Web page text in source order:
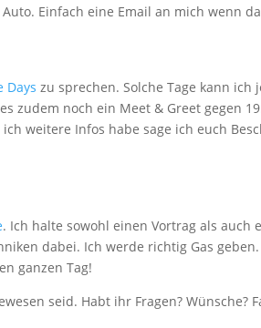
Einfach eine Email an mich wenn
Days zu sprechen. Solche Tage kann
zudem noch ein Meet & Greet gegen
weitere Infos habe sage ich euch
. Ich halte sowohl einen Vortrag als auch
dabei. Ich werde richtig Gas
ganzen Tag!
seid. Habt ihr Fragen? Wünsche?